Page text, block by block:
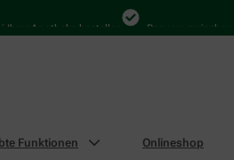
bestellen Bequem zwischen
Funktionen Onlineshop